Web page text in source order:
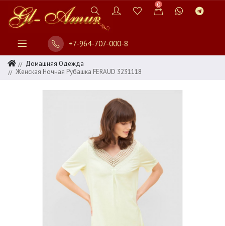
0
+7-964-707-000-8
Домашняя Одежда
Женская Ночная Рубашка FERAUD 3231118